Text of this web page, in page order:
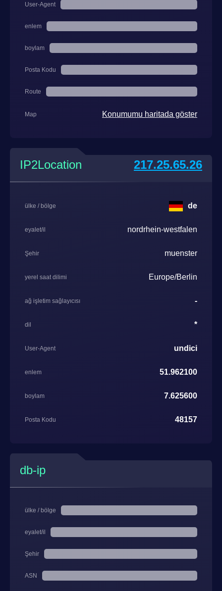
User-Agent
enlem
boylam
Posta Kodu
Route
Map Konumumu haritada göster
IP2Location 217.25.65.26
ülke / bölge de
eyalet/il nordrhein-westfalen
Şehir muenster
yerel saat dilimi Europe/Berlin
ağ işletim sağlayıcısı -
dil *
User-Agent undici
enlem 51.962100
boylam 7.625600
Posta Kodu 48157
db-ip
ülke / bölge
eyalet/il
Şehir
ASN